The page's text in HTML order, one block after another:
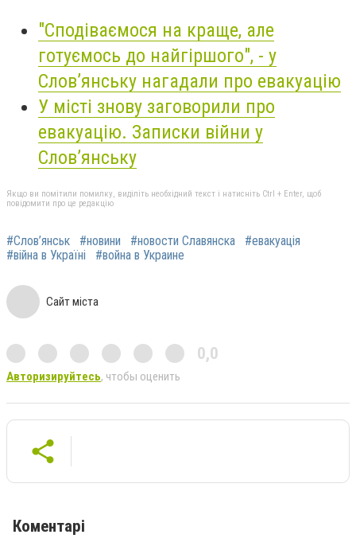
"Сподіваємося на краще, але
готуємось до найгіршого", - у
Слов’янську нагадали про евакуацію
У місті знову заговорили про
евакуацію. Записки війни у
Слов’янську
Якщо ви помітили помилку, виділіть необхідний текст і натисніть Ctrl + Enter, щоб
повідомити про це редакцію
#Слов’янськ #новини #новости Славянска
#евакуація
#війна в Україні
#война в Украине
Сайт міста
0,0
Авторизируйтесь, чтобы оценить
Коментарі